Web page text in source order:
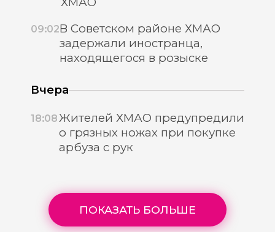
09:02В Советском районе ХМАО
задержали иностранца,
находящегося в розыске
Вчера
18:08Жителей ХМАО предупредили
о грязных ножах при покупке
арбуза с рук
ПОКАЗАТЬ БОЛЬШЕ